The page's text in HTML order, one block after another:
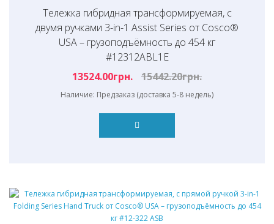
Тележка гибридная трансформируемая, с
двумя ручками 3-in-1 Assist Series от Cosco®
USA – грузоподъёмность до 454 кг
#12312ABL1E
13524.00грн.
15442.20грн.
Наличие: Предзаказ (доставка 5-8 недель)